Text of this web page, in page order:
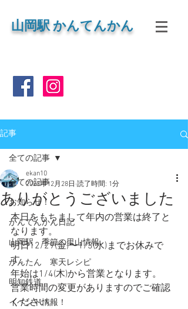
山岡駅 かんてんかん
記事
全ての記事
お知らせ！
かんてんかん日記
山岡駅 季節の里山情報
かんたん 寒天レシピ
明知鉄道
イベント情報！
全ての記事
ありがとうございました
ekan10
2023年12月28日 読了時間: 1分
本日をもちまして年内の営業は終了と
なります。
明日12/29(金)〜1/3(水)までお休みで
す。
年始は1/4(木)から営業となります。
営業時間の変更がありますのでご確認
ください。